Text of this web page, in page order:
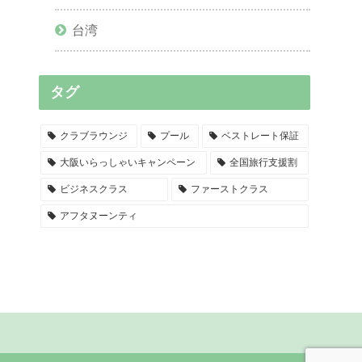
台湾
タグ
クラブラウンジ プール ベストレート保証
大阪いらっしゃいキャンペーン 全国旅行支援割
ビジネスクラス ファーストクラス
アフタヌーンティ